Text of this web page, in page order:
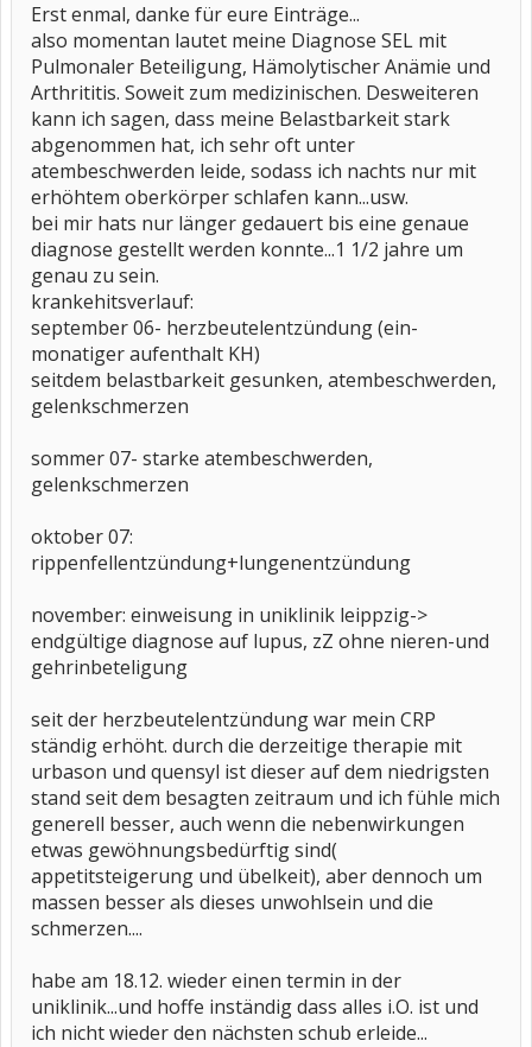
Erst enmal, danke für eure Einträge...
also momentan lautet meine Diagnose SEL mit
Pulmonaler Beteiligung, Hämolytischer Anämie und
Arthrititis. Soweit zum medizinischen. Desweiteren
kann ich sagen, dass meine Belastbarkeit stark
abgenommen hat, ich sehr oft unter
atembeschwerden leide, sodass ich nachts nur mit
erhöhtem oberkörper schlafen kann...usw.
bei mir hats nur länger gedauert bis eine genaue
diagnose gestellt werden konnte...1 1/2 jahre um
genau zu sein.
krankehitsverlauf:
september 06- herzbeutelentzündung (ein-
monatiger aufenthalt KH)
seitdem belastbarkeit gesunken, atembeschwerden,
gelenkschmerzen
sommer 07- starke atembeschwerden,
gelenkschmerzen
oktober 07:
rippenfellentzündung+lungenentzündung
november: einweisung in uniklinik leippzig->
endgültige diagnose auf lupus, zZ ohne nieren-und
gehrinbeteligung
seit der herzbeutelentzündung war mein CRP
ständig erhöht. durch die derzeitige therapie mit
urbason und quensyl ist dieser auf dem niedrigsten
stand seit dem besagten zeitraum und ich fühle mich
generell besser, auch wenn die nebenwirkungen
etwas gewöhnungsbedürftig sind(
appetitsteigerung und übelkeit), aber dennoch um
massen besser als dieses unwohlsein und die
schmerzen....
habe am 18.12. wieder einen termin in der
uniklinik...und hoffe inständig dass alles i.O. ist und
ich nicht wieder den nächsten schub erleide...